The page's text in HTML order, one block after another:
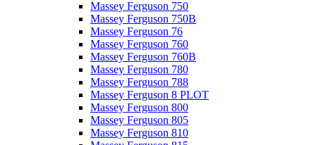
Massey Ferguson 750
Massey Ferguson 750B
Massey Ferguson 76
Massey Ferguson 760
Massey Ferguson 760B
Massey Ferguson 780
Massey Ferguson 788
Massey Ferguson 8 PLOT
Massey Ferguson 800
Massey Ferguson 805
Massey Ferguson 810